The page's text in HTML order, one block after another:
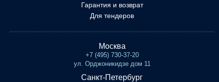
Гарантия и возврат
Для тендеров
Москва
+7 (495) 730-37-20
ул. Орджоникидзе дом 11
Санкт-Петербург